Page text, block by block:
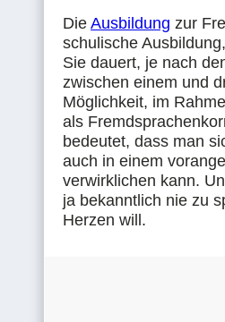
Die Ausbildung zur
schulische
Sie dauert, je nach
zwischen einem und
Möglichkeit, im
als
bedeutet, dass man
auch in einem
verwirklichen kann.
ja bekanntlich nie zu
Herzen will.